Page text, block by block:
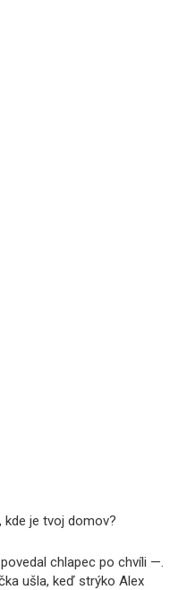
je tvoj domov?
chlapec po chvíli —.
ušla, keď strýko Alex